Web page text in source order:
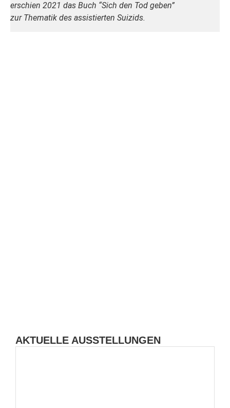
erschien 2021 das Buch “Sich den Tod geben”
zur Thematik des assistierten Suizids.
AKTUELLE AUSSTELLUNGEN